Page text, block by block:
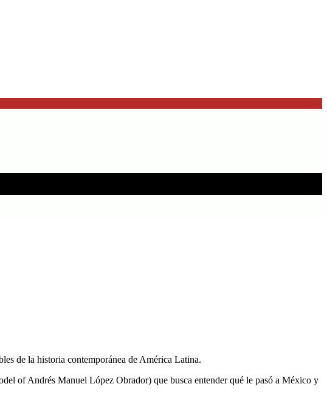
de la historia contemporánea de América Latina.
of Andrés Manuel López Obrador) que busca entender qué le pasó a México y